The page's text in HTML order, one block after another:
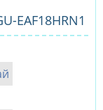
EAF18HRN1